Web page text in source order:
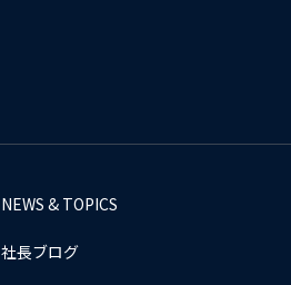
NEWS & TOPICS
社長ブログ